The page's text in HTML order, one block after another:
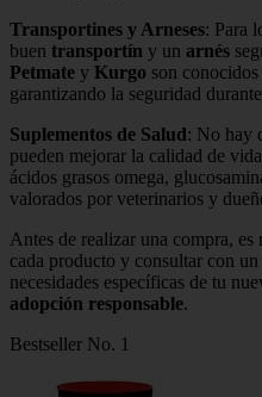
Transportines y Arneses: Para
buen transportín y un arnés
Petmate y Kurgo son
garantizando la seguridad
Suplementos de Salud: No hay
pueden mejorar la calidad de
ácidos grasos omega,
valorados por veterinarios y
Antes de realizar una compra,
cada producto y consultar con
necesidades específicas de tu
adopción responsable.
Bestseller No. 1